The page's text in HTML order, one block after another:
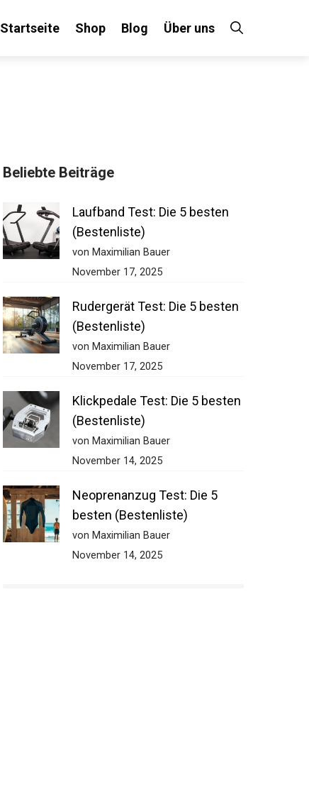
Startseite Shop Blog Über uns
Beliebte Beiträge
Laufband Test: Die 5 besten
(Bestenliste)
von Maximilian Bauer
November 17, 2025
Rudergerät Test: Die 5 besten
(Bestenliste)
von Maximilian Bauer
November 17, 2025
Klickpedale Test: Die 5 besten
(Bestenliste)
von Maximilian Bauer
November 14, 2025
Neoprenanzug Test: Die 5
besten (Bestenliste)
von Maximilian Bauer
November 14, 2025